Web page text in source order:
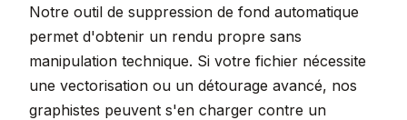
Notre outil de suppression de fond automatique
permet d'obtenir un rendu propre sans
manipulation technique. Si votre fichier nécessite
une vectorisation ou un détourage avancé, nos
graphistes peuvent s'en charger contre un